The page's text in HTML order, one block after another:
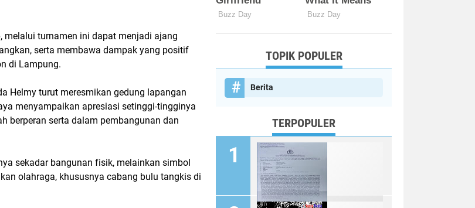
melalui turnamen ini dapat menjadi ajang
serta membawa dampak yang positif
di Lampung.
Helmy turut meresmikan gedung lapangan
menyampaikan apresiasi setinggi-tingginya
berperan serta dalam pembangunan dan
sekadar bangunan fisik, melainkan simbol
olahraga, khususnya cabang bulu tangkis di
TOPIK POPULER
Berita
TERPOPULER